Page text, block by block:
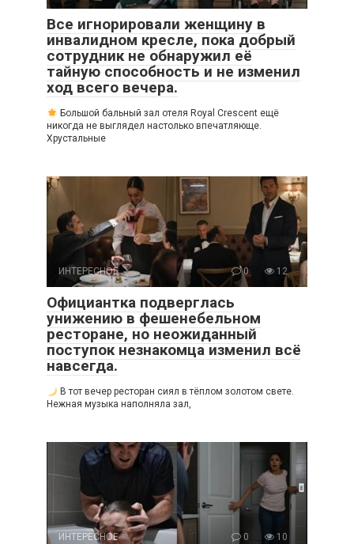
Все игнорировали женщину в
инвалидном кресле, пока добрый
сотрудник не обнаружил её
тайную способность и не изменил
ход всего вечера.
Большой бальный зал отеля Royal Crescent ещё
никогда не выглядел настолько впечатляюще.
Хрустальные
ИНТЕРЕСНОЕ 0 12
Официантка подверглась
унижению в фешенебельном
ресторане, но неожиданный
поступок незнакомца изменил всё
навсегда.
В тот вечер ресторан сиял в тёплом золотом свете.
Нежная музыка наполняла зал,
ИНТЕРЕСНОЕ 0 10